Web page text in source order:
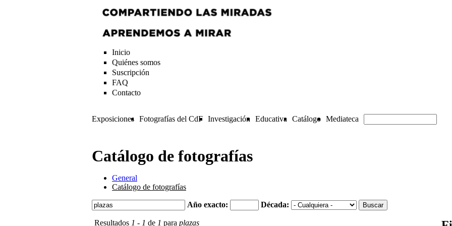
Inicio
Quiénes somos
Suscripción
FAQ
Contacto
Catálogo de fotografías
General
Catálogo de fotografías
Año exacto: Década:
Resultados 1 - 1 de 1 para plazas
Exposiciones Fotografías del CdF Investigación Educativa Catálogo Mediateca